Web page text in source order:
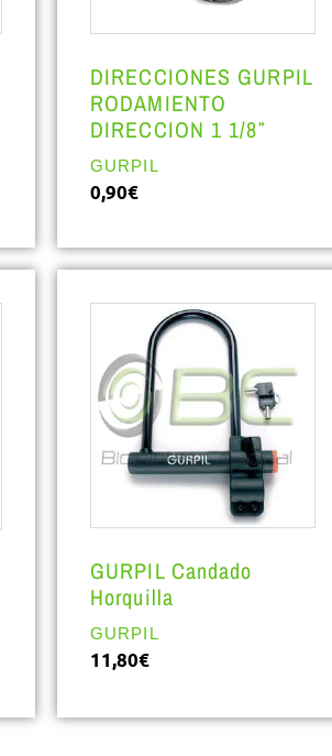
DIRECCIONES GURPIL
RODAMIENTO
DIRECCION 1 1/8″
GURPIL
0,90€
GURPIL Candado
Horquilla
GURPIL
11,80€